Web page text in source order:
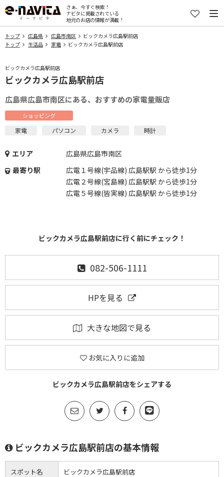
さぁ、今すぐ検索！
ナビタに掲載されている
地元のお店の情報が満載！
トップ 広島県 広島市南区
ビックカメラ広島駅前店
トップ
生活品 家電 ビックカメラ広島駅前店
ビックカメラ広島駅前店
ビックカメラ広島駅前店
広島県広島市南区にある、おすすめの家電量販店
ショッピング
家電 パソコン カメラ 時計
エリア
広島県広島市南区
最寄り駅
広電１号線(宇品線) 広島駅駅 から徒歩1分
広電２号線(宮島線) 広島駅駅 から徒歩1分
広電５号線(皆実線) 広島駅駅 から徒歩1分
ビックカメラ広島駅前店に行く前にチェック！
082-506-1111
HPを見る
大きな地図で見る
お気に入りに追加
ビックカメラ広島駅前店をシェアする
ビックカメラ広島駅前店の基本情報
スポット名 ビックカメラ広島駅前店